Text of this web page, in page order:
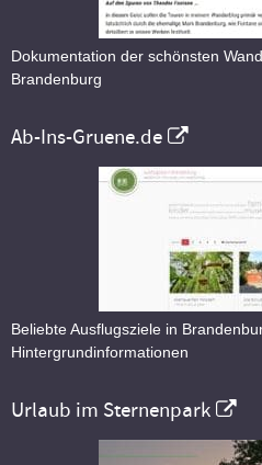
Dokumentation der schönsten
Brandenburg
Ab-Ins-Gruene.de
Beliebte Ausflugsziele in
Hintergrundinformationen
Urlaub im Sternenpark